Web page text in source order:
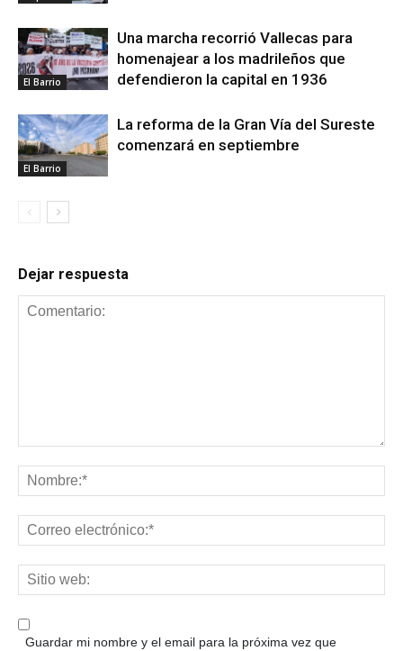
El Barrio
Una marcha recorrió Vallecas para
homenajear a los madrileños que
defendieron la capital en 1936
El Barrio
La reforma de la Gran Vía del Sureste
comenzará en septiembre
Dejar respuesta
Guardar mi nombre y el email para la próxima vez que